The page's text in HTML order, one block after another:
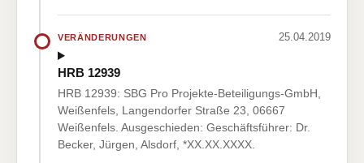
VERÄNDERUNGEN 25.04.2019
HRB 12939
HRB 12939: SBG Pro Projekte-Beteiligungs-GmbH,
Weißenfels, Langendorfer Straße 23, 06667
Weißenfels. Ausgeschieden: Geschäftsführer: Dr.
Becker, Jürgen, Alsdorf, *XX.XX.XXXX.